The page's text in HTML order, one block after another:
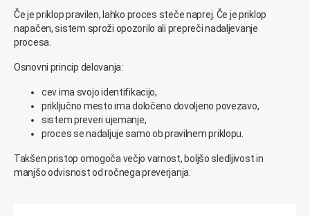
Če je priklop pravilen, lahko proces steče naprej. Če je priklop
napačen, sistem sproži opozorilo ali prepreči nadaljevanje
procesa.
Osnovni princip delovanja:
cev ima svojo identifikacijo,
priključno mesto ima določeno dovoljeno povezavo,
sistem preveri ujemanje,
proces se nadaljuje samo ob pravilnem priklopu.
Takšen pristop omogoča večjo varnost, boljšo sledljivost in
manjšo odvisnost od ročnega preverjanja.